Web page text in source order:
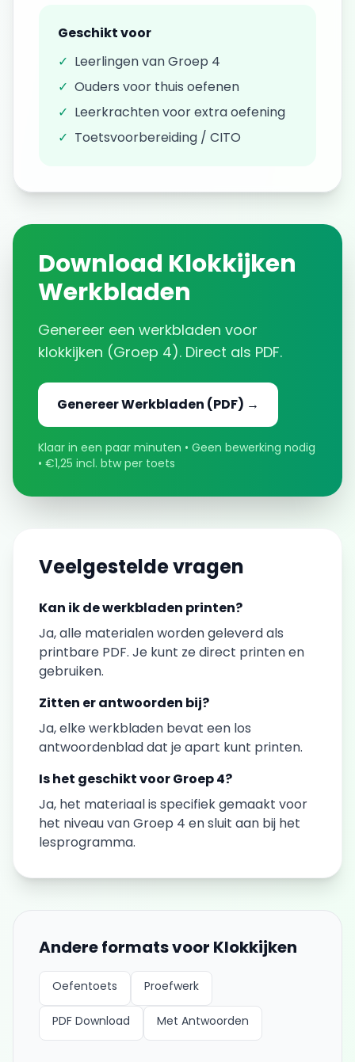
Geschikt voor
✓ Leerlingen vanGroep 4
✓ Ouders voor thuis oefenen
✓ Leerkrachten voor extra oefening
✓ Toetsvoorbereiding / CITO
Download Klokkijken
Werkbladen
Genereer een werkbladen voor
klokkijken (Groep 4). Direct als PDF.
GenereerWerkbladen (PDF) →
Klaar in een paar minuten • Geen bewerking nodig
• €1,25 incl. btw per toets
Veelgestelde vragen
Kan ik dewerkbladen printen?
Ja, alle materialen worden geleverd als
printbare PDF. Je kunt ze direct printen en
gebruiken.
Zitten er antwoorden bij?
Ja, elkewerkbladen bevat een los
antwoordenblad dat je apart kunt printen.
Is het geschikt voorGroep 4?
Ja, het materiaal is specifiek gemaakt voor
het niveau vanGroep 4 en sluit aan bij het
lesprogramma.
Andere formats voor Klokkijken
Oefentoets Proefwerk
PDF Download Met Antwoorden